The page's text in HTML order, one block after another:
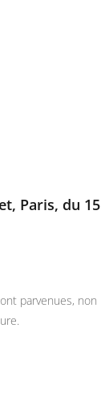
Paris, du 15
parvenues, non